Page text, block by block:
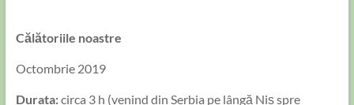
Călătoriile noastre
Octombrie 2019
Durata:circa 3 h (venind din Serbia pe lângă Niș spre